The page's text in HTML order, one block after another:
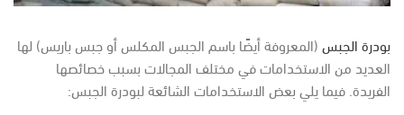
بودرة الجبس(المعروفة أيضًا باسم الجبس المكلس أو جبس باريس) لها
العديد من الاستخدامات في مختلف المجالات بسبب خصائصها
الفريدة. فيما يلي بعض الاستخدامات الشائعة لبودرة الجبس: